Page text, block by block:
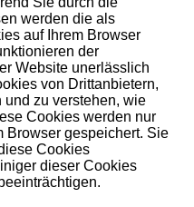
werden die als
auf Ihrem Browser
der
Website unerlässlich
von Drittanbietern,
zu verstehen, wie
Cookies werden nur
Browser gespeichert. Sie
Cookies
dieser Cookies